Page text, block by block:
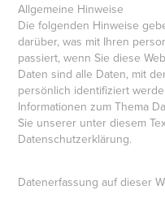
Allgemeine Hinweise
Die folgenden Hinweise
darüber, was mit Ihren
passiert, wenn Sie diese
Daten sind alle Daten, mit
persönlich identifiziert
Informationen zum Thema
Sie unserer unter diesem
Datenschutzerklärung.
Datenerfassung auf dieser